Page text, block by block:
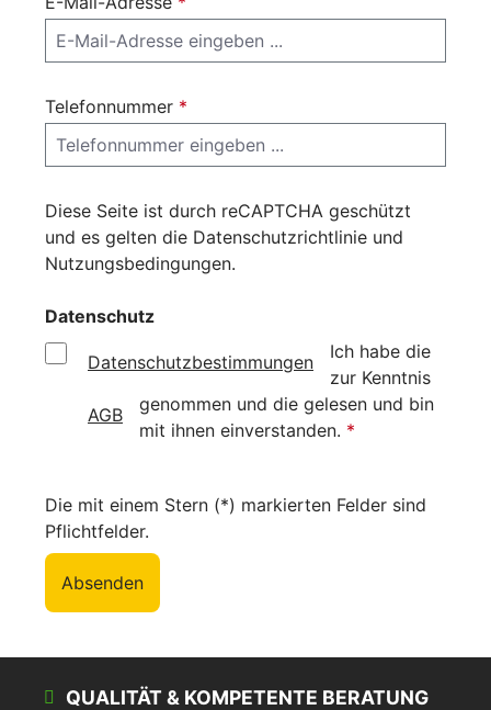
Telefonnummer *
Diese Seite ist durch reCAPTCHA geschützt
und es gelten die Datenschutzrichtlinie und
Nutzungsbedingungen.
Datenschutz
Ich habe die
Datenschutzbestimmungen
zur Kenntnis
genommen und die
AGB
gelesen und bin
mit ihnen einverstanden. *
Die mit einem Stern (*) markierten Felder sind
Pflichtfelder.
Absenden
QUALITÄT & KOMPETENTE BERATUNG